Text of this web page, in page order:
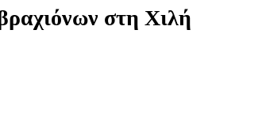
στη Χιλή